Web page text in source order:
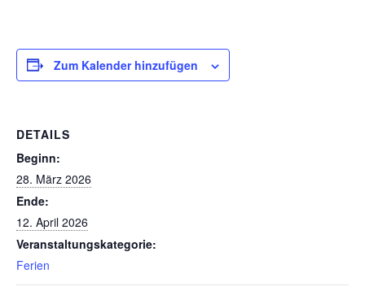
Zum Kalender hinzufügen
DETAILS
Beginn:
28. März 2026
Ende:
12. April 2026
Veranstaltungskategorie:
Ferien